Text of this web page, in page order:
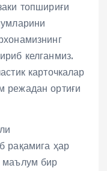
топшириғи
келганмиз.
карточкалар
режадан ортиғи
рақамига ҳар
маълум бир